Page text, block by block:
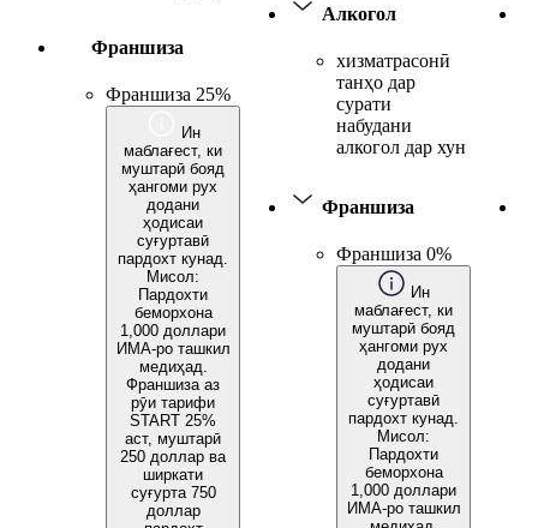
Франшиза
Франшиза 25%
Ин
маблағест, ки
муштарӣ бояд
ҳангоми рух
додани
ҳодисаи
суғуртавӣ
пардохт кунад.
Мисол:
Пардохти
беморхона
1,000 доллари
ИМА-ро ташкил
медиҳад.
Франшиза аз
рӯи тарифи
START 25%
аст, муштарӣ
250 доллар ва
ширкати
суғурта 750
доллар
Алкогол
хизматрасонӣ
танҳо дар
сурати
набудани
алкогол дар хун
Франшиза
Франшиза 0%
Ин
маблағест, ки
муштарӣ бояд
ҳангоми рух
додани
ҳодисаи
суғуртавӣ
пардохт кунад.
Мисол:
Пардохти
беморхона
1,000 доллари
ИМА-ро ташкил